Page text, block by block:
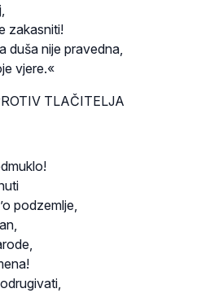
zakasniti!
duša nije pravedna,
vjere.«
TLAČITELJA
podzemlje,